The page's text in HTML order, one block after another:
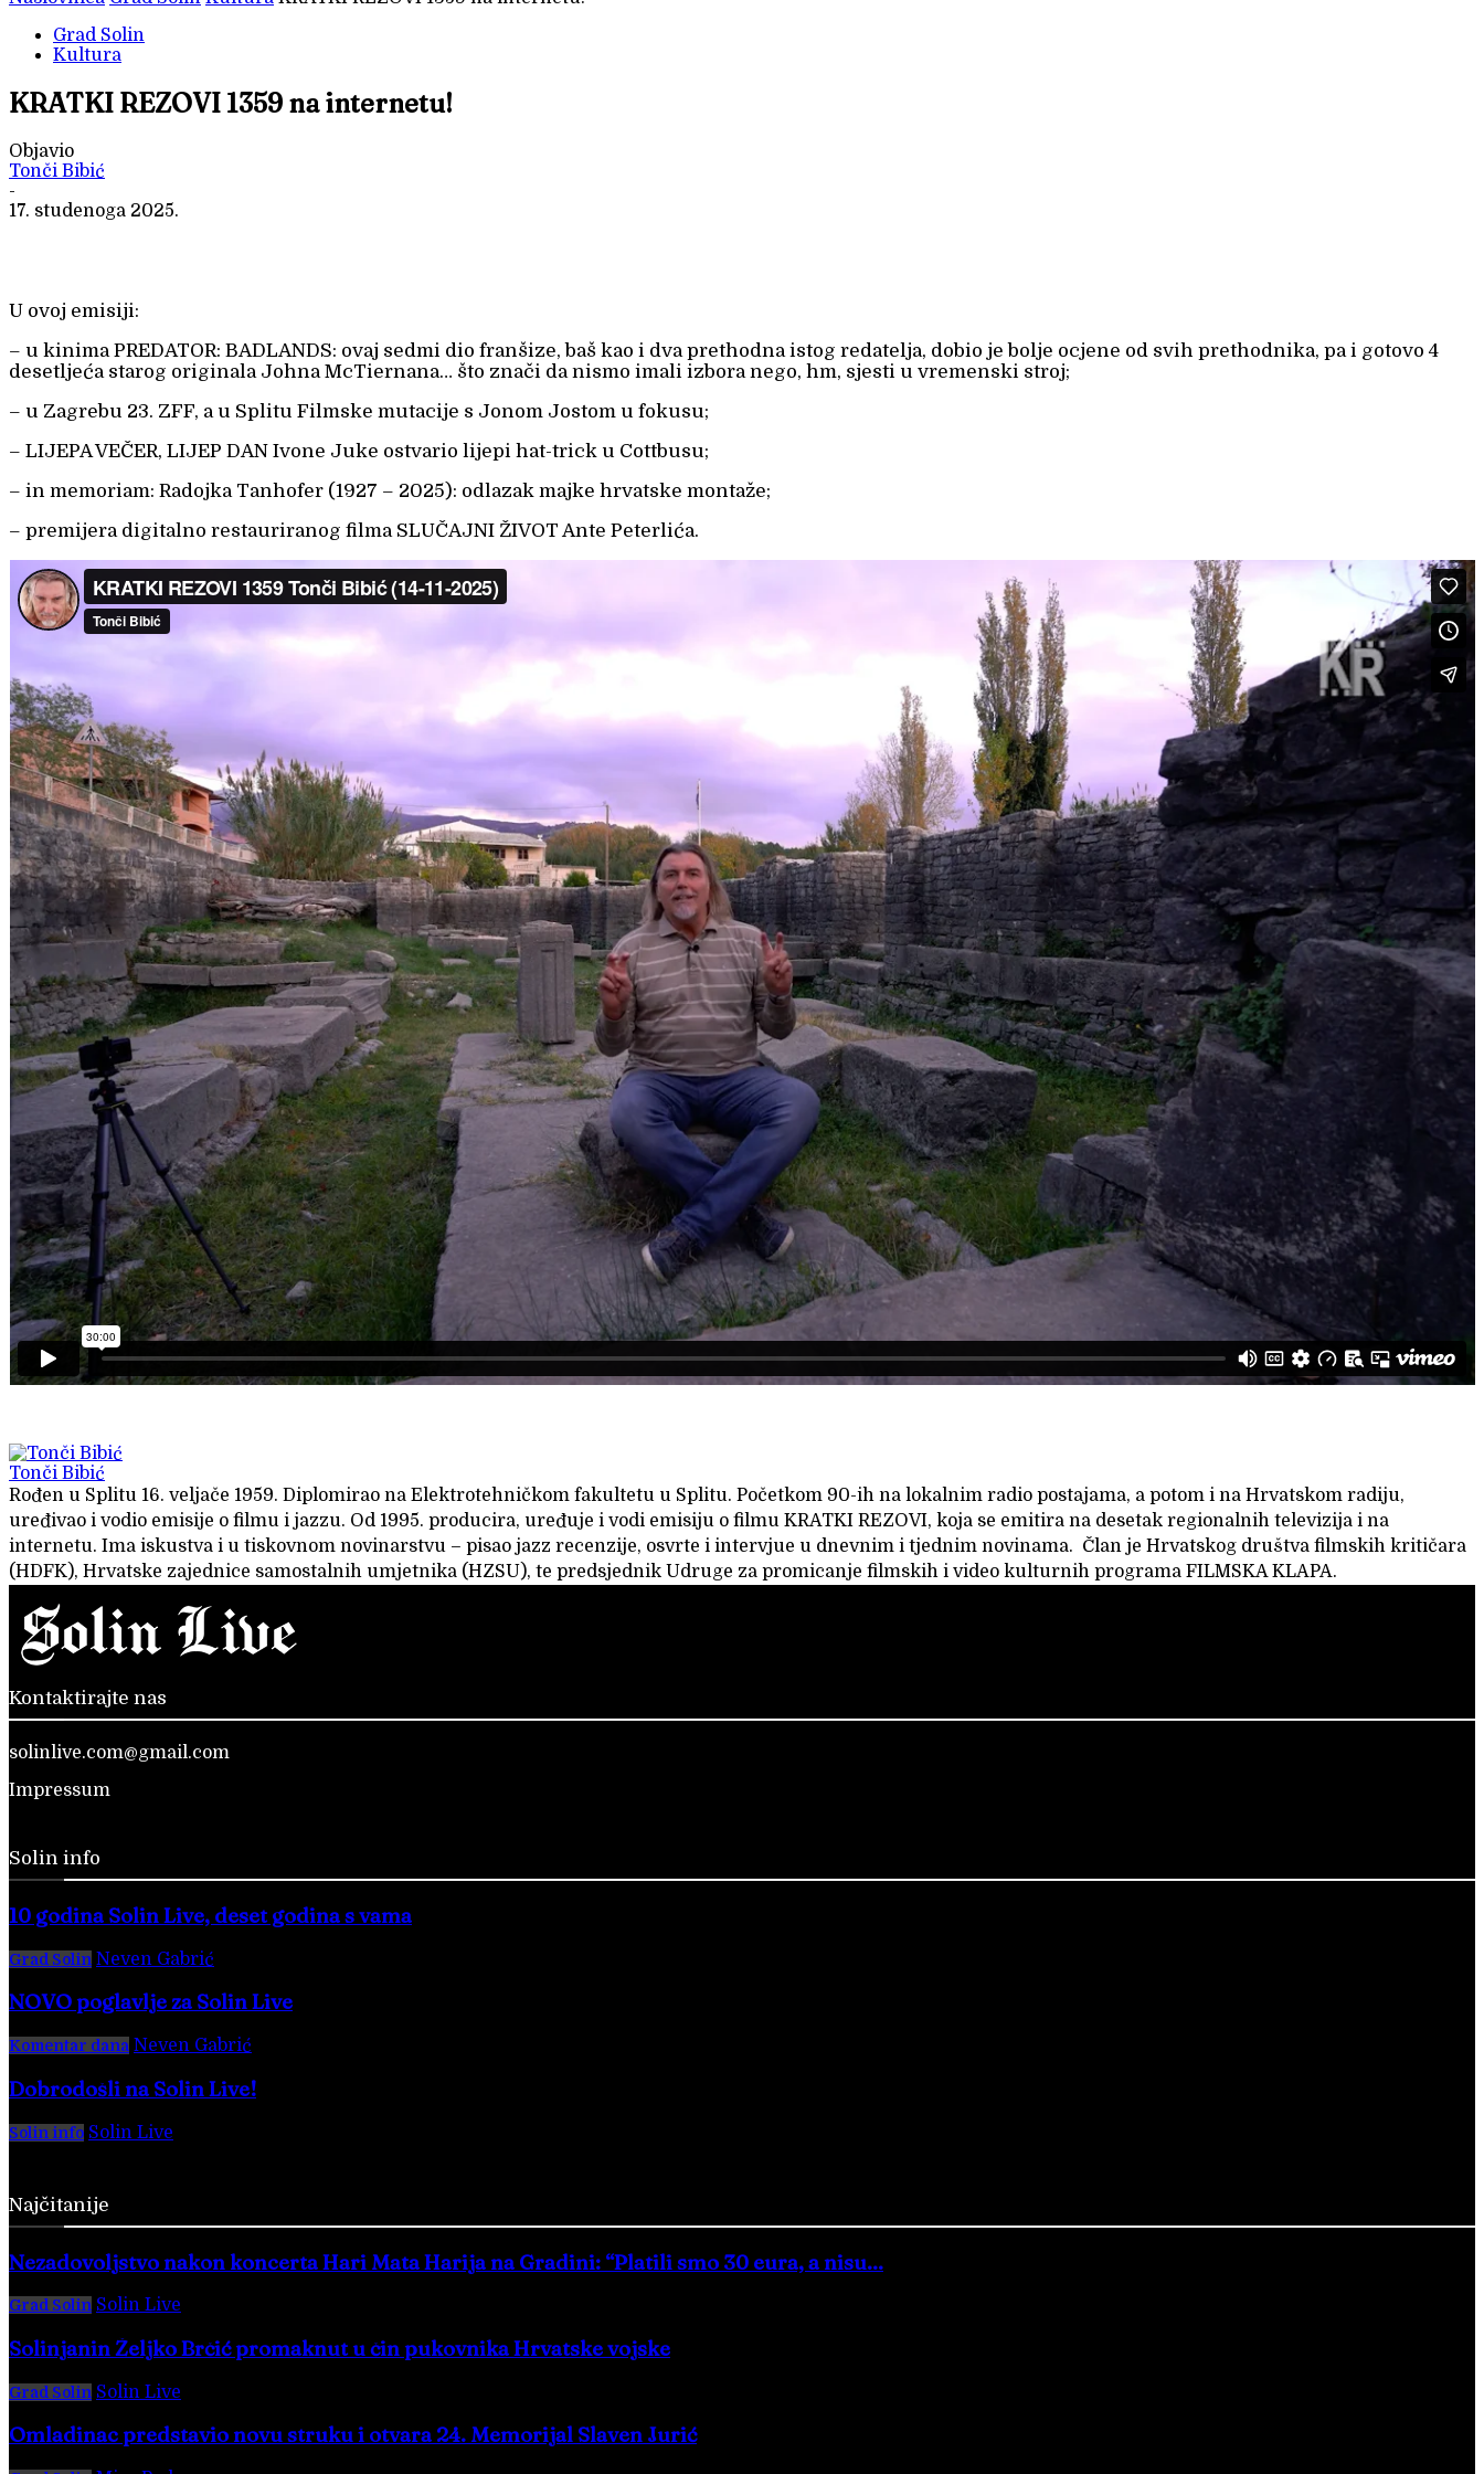
Grad Solin
Kultura
KRATKI REZOVI 1359 na internetu!
Objavio
Tonči Bibić
-
17. studenoga 2025.
U ovoj emisiji:
– u kinima PREDATOR: BADLANDS: ovaj sedmi dio franšize, baš kao i dva prethodna istog redatelja, dobio je bolje ocjene od svih prethodnika, pa i gotovo 4
desetljeća starog originala Johna McTiernana… što znači da nismo imali izbora nego, hm, sjesti u vremenski stroj;
– u Zagrebu 23. ZFF, a u Splitu Filmske mutacije s Jonom Jostom u fokusu;
– LIJEPA VEČER, LIJEP DAN Ivone Juke ostvario lijepi hat-trick u Cottbusu;
– in memoriam: Radojka Tanhofer (1927 – 2025): odlazak majke hrvatske montaže;
– premijera digitalno restauriranog filma SLUČAJNI ŽIVOT Ante Peterlića.
Tonči Bibić
Rođen u Splitu 16. veljače 1959. Diplomirao na Elektrotehničkom fakultetu u Splitu. Početkom 90-ih na lokalnim radio postajama, a potom i na Hrvatskom radiju,
uređivao i vodio emisije o filmu i jazzu. Od 1995. producira, uređuje i vodi emisiju o filmu KRATKI REZOVI, koja se emitira na desetak regionalnih televizija i na
internetu. Ima iskustva i u tiskovnom novinarstvu – pisao jazz recenzije, osvrte i intervjue u dnevnim i tjednim novinama. Član je Hrvatskog društva filmskih kritičara
(HDFK), Hrvatske zajednice samostalnih umjetnika (HZSU), te predsjednik Udruge za promicanje filmskih i video kulturnih programa FILMSKA KLAPA.
Kontaktirajte nas
solinlive.com@gmail.com
Impressum
Solin info
10 godina Solin Live, deset godina s vama
Grad Solin Neven Gabrić
NOVO poglavlje za Solin Live
Komentar dana Neven Gabrić
Dobrodošli na Solin Live!
Solin info Solin Live
Najčitanije
Nezadovoljstvo nakon koncerta Hari Mata Harija na Gradini: “Platili smo 30 eura, a nisu...
Grad Solin Solin Live
Solinjanin Željko Brčić promaknut u čin pukovnika Hrvatske vojske
Grad Solin Solin Live
Omladinac predstavio novu struku i otvara 24. Memorijal Slaven Jurić